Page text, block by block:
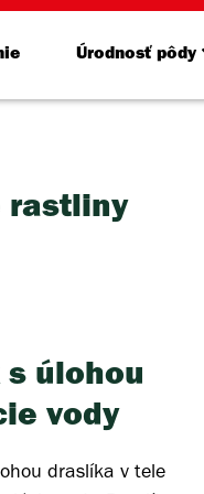
Úrodnosť pôdy
rastliny
úlohou
vody
draslíka v tele